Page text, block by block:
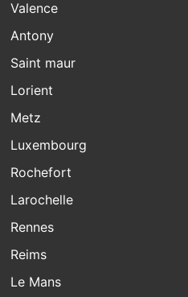
Valence
Antony
Saint maur
Lorient
Metz
Luxembourg
Rochefort
Larochelle
Rennes
Reims
Le Mans